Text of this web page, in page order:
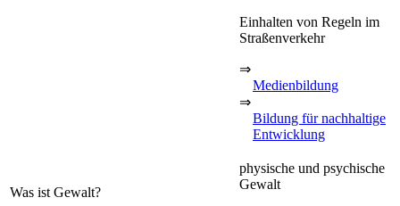
Einhalten von Regeln im
Straßenverkehr
⇒
Medienbildung
⇒
Bildung für nachhaltige
Entwicklung
Was ist Gewalt?
physische und psychische
Gewalt